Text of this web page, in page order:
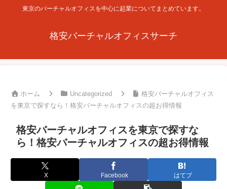
東京のバーチャルオフィスを中心に起業についてまとめています。
格安バーチャルオフィスサーチ
ホーム Uncategorized
格安バーチャルオフィス
を東京で探すなら！格安バーチャルオフィスの超お得情報
格安バーチャルオフィスを東京で探すな
ら！格安バーチャルオフィスの超お得情報
X Facebook はてブ